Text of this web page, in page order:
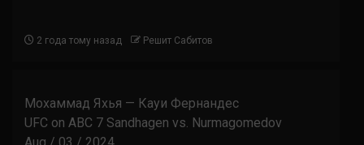
2 года тому назад Решит Сабитов
Мохаммад Яхья — Кауи Фернандес
UFC on ABC 7 Sandhagen vs. Nurmagomedov